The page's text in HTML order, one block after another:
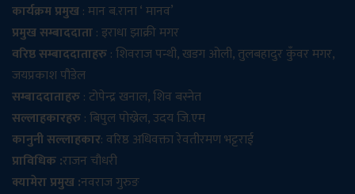
कार्यक्रम प्रमुख: मान ब.राना ‘ मानव’
प्रमुख सम्बाददाता: इराधा झाक्री मगर
वरिष्ठ सम्बाददाताहरु: शिवराज पन्थी, खडग ओली, तुलबहादुर कुँवर मगर,
जयप्रकाश पौडेल
सम्बाददाताहरु: टोपेन्द्र खनाल, शिव बस्नेत
सल्लाहकारहरु: बिपुल पोख्रेल, उदय जि.एम
कानुनी सल्लाहकार: वरिष्ठ अधिवक्ता रेवतीरमण भट्टराई
प्राविधिक :राजन चौधरी
क्यामेरा प्रमुख :नवराज गुरुङ